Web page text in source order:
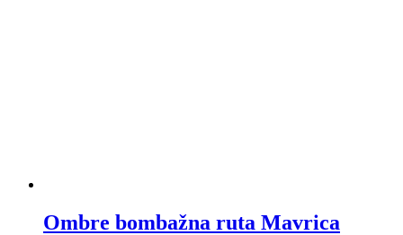
Ombre bombažna ruta Mavrica